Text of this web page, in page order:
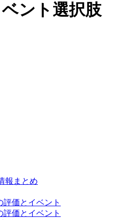
ント選択肢
報まとめ
評価とイベント
評価とイベント